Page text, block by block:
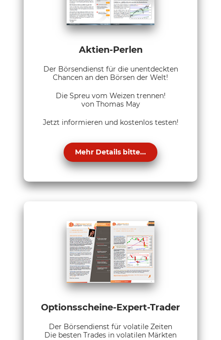
Aktien-Perlen
Der Börsendienst für die unentdeckten
Chancen an den Börsen der Welt!
Die Spreu vom Weizen trennen!
von Thomas May
Jetzt informieren und kostenlos testen!
Mehr Details bitte...
Optionsscheine-Expert-Trader
Der Börsendienst für volatile Zeiten
Die besten Trades in volatilen Märkten